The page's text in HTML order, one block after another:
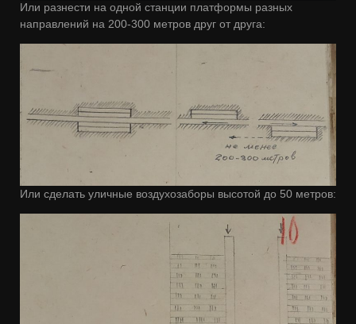
Или разнести на одной станции платформы разных
направлений на 200-300 метров друг от друга:
Или сделать уличные воздухозаборы высотой до 50 метров: